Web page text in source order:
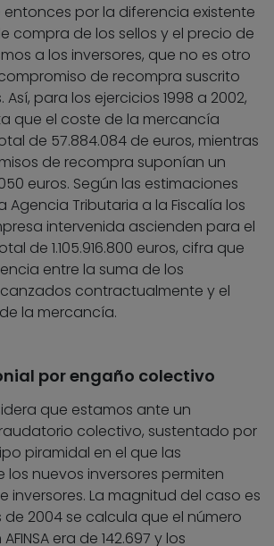
entonces por la diferencia existente
compra de los sellos y el precio de
a los inversores, que no es otro
de recompra suscrito
para los ejercicios 1998 a 2002,
que el coste de la mercancía
de 57.884.084 de euros, mientras
de recompra suponían un
euros. Según las estimaciones
Tributaria a la Fiscalía los
intervenida ascienden para el
de 1.105.916.800 euros, cifra que
entre la suma de los
contractualmente y el
la mercancía.
por engaño colectivo
que estamos ante un
colectivo, sustentado por
piramidal en el que las
nuevos inversores permiten
inversores. La magnitud del caso es
2004 se calcula que el número
era de 142.697 y los